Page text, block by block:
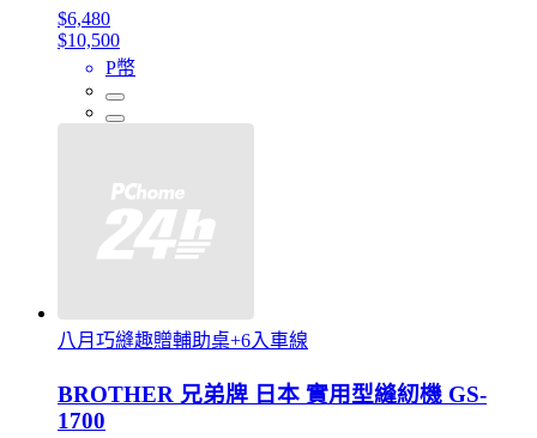
$6,480
$10,500
P幣
八月巧縫趣贈輔助桌+6入車線
BROTHER 兄弟牌 日本 實用型縫紉機 GS-
1700